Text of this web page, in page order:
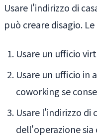
Usare l'indirizzo di
può creare disagio.
Usare un ufficio
Usare un ufficio in
coworking se
Usare l'indirizzo di
dell'operazione